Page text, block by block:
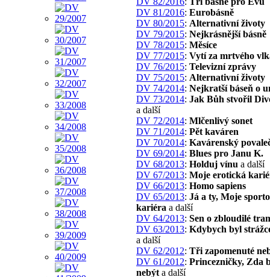
DV 81/2016: Eurobásně
DV 80/2015: Alternativní životy
DV 79/2015: Nejkrásnější básně
DV 78/2015: Měsíce
DV 77/2015: Vytí za mrtvého
DV 76/2015: Televizní zprávy
DV 75/2015: Alternativní životy
DV 74/2014: Nejkratší báseň o
DV 73/2014: Jak Bůh stvořil
a další
DV 72/2014: Mlčenlivý sonet
DV 71/2014: Pět kaváren
DV 70/2014: Kavárenský
DV 69/2014: Blues pro Janu K.
DV 68/2013: Holduj vínu a další
DV 67/2013: Moje erotická
DV 66/2013: Homo sapiens
DV 65/2013: Já a ty, Moje
kariéra a další
DV 64/2013: Sen o zbloudilé
DV 63/2013: Kdybych byl
a další
DV 62/2012: Tři zapomenuté
DV 61/2012: Princezničky, Zda
nebýt a další